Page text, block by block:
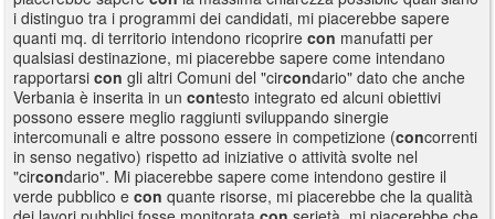
i distinguo tra i programmi dei candidati, mi piacerebbe sapere
quanti mq. di territorio intendono ricoprire con manufatti per
qualsiasi destinazione, mi piacerebbe sapere come intendano
rapportarsi con gli altri Comuni del "circondario" dato che anche
Verbania è inserita in un contesto integrato ed alcuni obiettivi
possono essere meglio raggiunti sviluppando sinergie
intercomunali e altre possono essere in competizione (concorrenti
in senso negativo) rispetto ad iniziative o attività svolte nel
"circondario". Mi piacerebbe sapere come intendono gestire il
verde pubblico e con quante risorse, mi piacerebbe che la qualità